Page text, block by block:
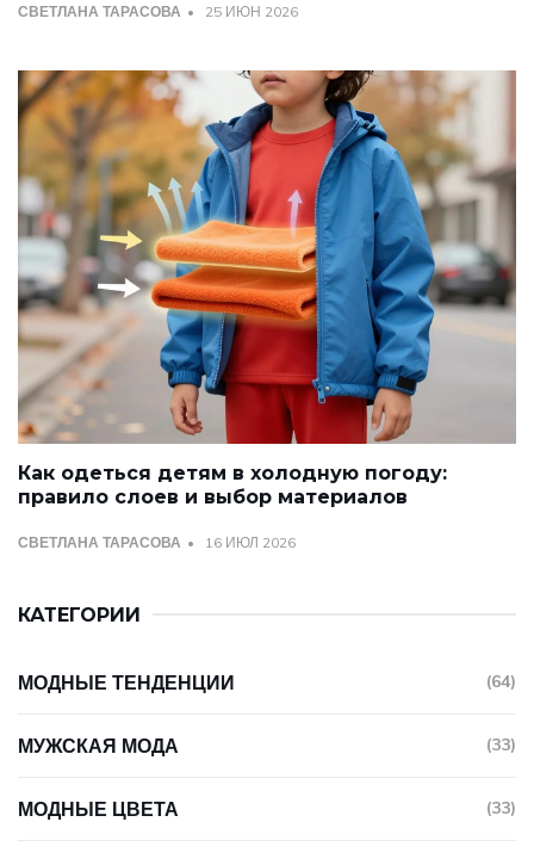
СВЕТЛАНА ТАРАСОВА 25 ИЮН 2026
Как одеться детям в холодную погоду:
правило слоев и выбор материалов
СВЕТЛАНА ТАРАСОВА 16 ИЮЛ 2026
КАТЕГОРИИ
МОДНЫЕ ТЕНДЕНЦИИ (64)
МУЖСКАЯ МОДА (33)
МОДНЫЕ ЦВЕТА (33)